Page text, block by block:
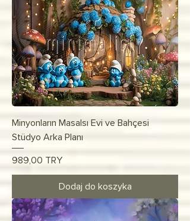
Minyonların Masalsı Evi ve Bahçesi
Stüdyo Arka Planı
Cena
989,00 TRY
Dodaj do koszyka